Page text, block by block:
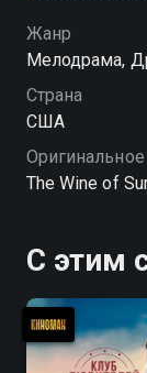
разрушенного
Жанр
Мелодрама,
Страна
США
The Wine of
С этим